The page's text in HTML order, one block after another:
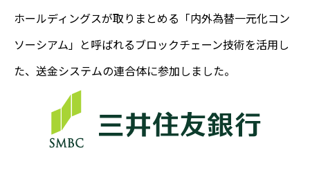
ホールディングスが取りまとめる「内外為替一元化コン
ソーシアム」と呼ばれるブロックチェーン技術を活用し
た、送金システムの連合体に参加しました。